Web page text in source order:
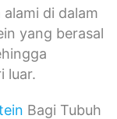
di dalam
yang berasal
luar.
Bagi Tubuh